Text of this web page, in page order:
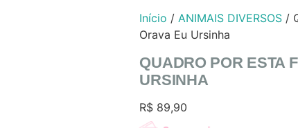
Início /ANIMAIS DIVERSOS /
Orava Eu Ursinha
QUADRO POR ESTA
URSINHA
R$ 89,90